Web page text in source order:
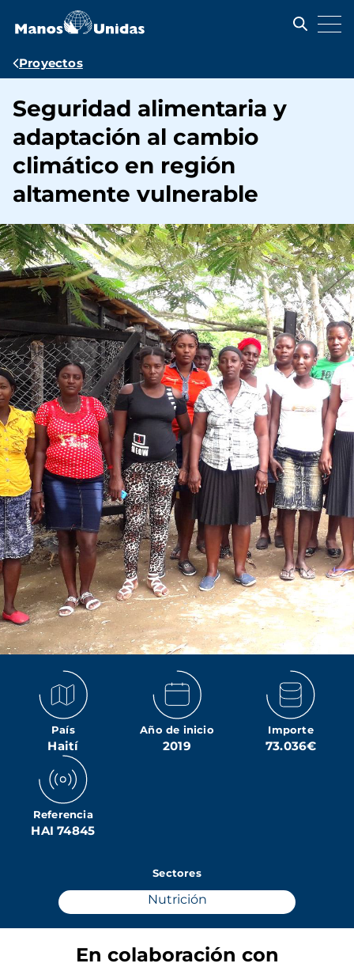
contenido
Ruta
navegación
Proyectos
Seguridad alimentaria y
adaptación al cambio
climático en región
altamente vulnerable
País
Haití
Año de inicio
2019
Importe
73.036€
Referencia
HAI 74845
Sectores
Nutrición
En colaboración con